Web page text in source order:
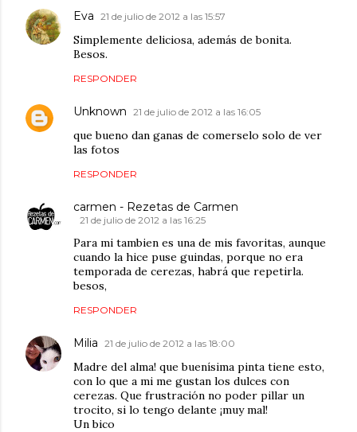
Eva 21 de julio de 2012 a las 15:57
Simplemente deliciosa, además de bonita.
Besos.
RESPONDER
Unknown 21 de julio de 2012 a las 16:05
que bueno dan ganas de comerselo solo de ver
las fotos
RESPONDER
carmen - Rezetas de Carmen
21 de julio de 2012 a las 16:25
Para mi tambien es una de mis favoritas, aunque
cuando la hice puse guindas, porque no era
temporada de cerezas, habrá que repetirla.
besos,
RESPONDER
Milia 21 de julio de 2012 a las 18:00
Madre del alma! que buenísima pinta tiene esto,
con lo que a mi me gustan los dulces con
cerezas. Que frustración no poder pillar un
trocito, si lo tengo delante ¡muy mal!
Un bico